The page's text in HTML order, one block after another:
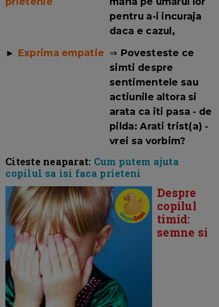
pentru a-i incuraja
daca e cazul,
► Exprima empatie ⇒ Povesteste ce
simti despre
sentimentele sau
actiunile altora si
arata ca iti pasa - de
pilda: Arati trist(a) -
vrei sa vorbim?
Citeste neaparat: Cum putem ajuta
copilul sa isi faca prieteni
Despre
copilul
timid:
semne si